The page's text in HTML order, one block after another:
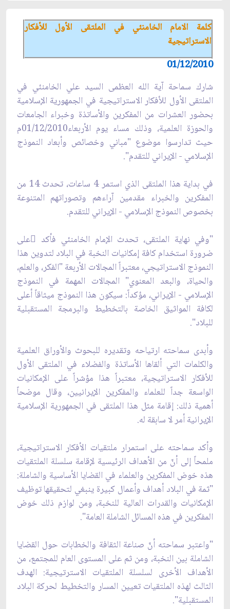
كلمة الامام الخامنئي في الملتقى الأول للأفكار
الاستراتيجية
01/12/2010
شارك سماحة آية الله العظمى السيد علي الخامنئي في
الملتقى الأول للأفكار الاستراتيجية في الجمهورية الإسلامية
بحضور العشرات من المفكرين والأساتذة وخبراء ‌الجامعات
والحوزة العلمية، وذلك مساء يوم الأربعاء01/12/2010م
حيث تدارسوا موضوع "مباني وخصائص وأبعاد النموذج
الإسلامي - الإيراني للتقدم".
في بداية هذا الملتقى الذي استمر 4 ساعات، تحدث 14 من
المفكرين والخبراء مقدمين آراءهم وتصوراتهم المتنوعة
بخصوص النموذج الإسلامي - الإيراني للتقدم.
"وفي نهاية‌ الملتقى، تحدث الإمام الخامنئي فأكد ًعلى
ضرورة استخدام كافة إمكانيات النخبة في البلاد لتدوين هذا
النموذج الاستراتيجي، معتبراً المجالات الأربعة "الفكر، والعلم،
والحياة، والبعد المعنوي" المجالات المهمة في النموذج
الإسلامي - الإيراني، مؤكداً: سيكون هذا النموذج ميثاقاً أعلى
لكافة المواثيق الخاصة بالتخطيط والبرمجة المستقبلية
للبلاد".
وأبدى سماحته ارتياحه وتقديره للبحوث والأوراق العلمية‌
والكلمات التي ألقاها الأساتذة والفضلاء في الملتقى الأول
للأفكار الاستراتيجية، معتبراً هذا مؤشراً على الإمكانيات
الواسعة جداً للعلماء والمفكرين الإيرانيين، وقال موضحاً
أهمية ذلك: إقامة مثل هذا الملتقى في الجمهورية الإسلامية
الإيرانية أمر لا سابقة له.
وأكد سماحته على استمرار ملتقيات الأفكار الاستراتيجية،
ملمحاً إلى أنّ من الأهداف الرئيسية لإقامة سلسلة الملتقيات
هذه خوض المفكرين والعلماء في القضايا الأساسية والشاملة:
"ثمة في البلاد أهداف وأعمال كبيرة ينبغي لتحقيقها توظيف
الإمكانيات والقدرات العالية للنخبة، ومن لوازم ذلك خوض
المفكرين في هذه المسائل الشاملة العامة".
"واعتبر سماحته أنّ صناعة الثقافة والخطابات حول القضايا
الشاملة بين النخبة، ومن ثم على المستوى العام للمجتمع، من
الأهداف الأخرى لسلسلة الملتقيات الاسترتيجية: الهدف
الثالث لهذه الملتقيات تعيين المسار والتخطيط لحركة البلاد
المستقبلية".